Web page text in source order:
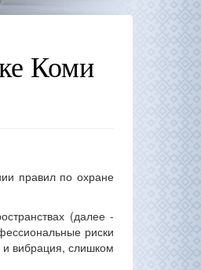
Коми
правил по охране
(далее -
риски
вибрация, слишком